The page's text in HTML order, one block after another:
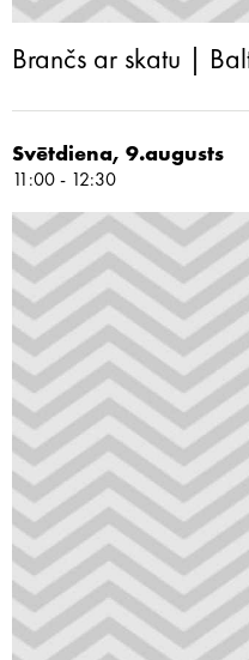
Brančs ar skatu |
Svētdiena, 9.augusts
11:00 - 12:30